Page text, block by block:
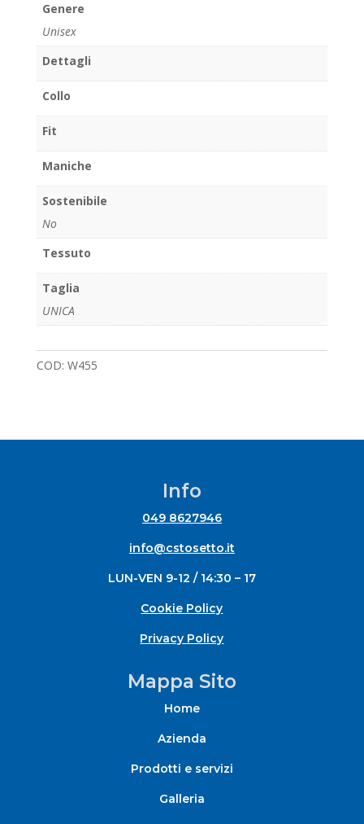
Genere
Unisex
Dettagli
Collo
Fit
Maniche
Sostenibile
No
Tessuto
Taglia
UNICA
COD: W455
Info
049 8627946
info@cstosetto.it
LUN-VEN 9-12 / 14:30 – 17
Cookie Policy
Privacy Policy
Mappa Sito
Home
Azienda
Prodotti e servizi
Galleria